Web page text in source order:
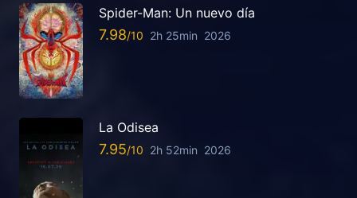
Spider-Man: Un nuevo día
7.98 2h 25min 2026
La Odisea
7.95 2h 52min 2026